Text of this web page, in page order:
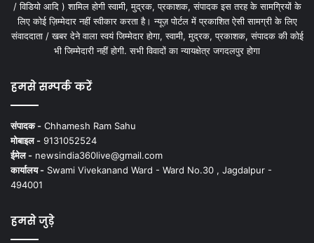
/ विडियो आदि ) शामिल होगी स्वामी, मुद्रक, प्रकाशक, संपादक इस तरह के सामग्रियों के
लिए कोई ज़िम्मेदार नहीं स्वीकार करता है। न्यूज़ पोर्टल में प्रकाशित ऐसी सामग्री के लिए
संवाददाता / खबर देने वाला स्वयं जिम्मेदार होगा, स्वामी, मुद्रक, प्रकाशक, संपादक की कोई
भी जिम्मेदारी नहीं होगी. सभी विवादों का न्यायक्षेत्र जगदलपुर होगा
हमसे सम्पर्क करें
संपादक - Chhamesh Ram Sahu
मोबाइल - 9131052524
ईमेल - newsindia360live@gmail.com
कार्यालय - Swami Vivekanand Ward - Ward No.30 , Jagdalpur -
494001
हमसे जुड़े